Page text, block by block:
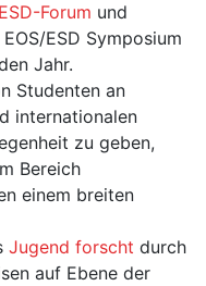
ESD-Forum und
ESD Symposium
Jahr.
Studenten an
internationalen
zu geben,
Bereich
einem breiten
Jugend forscht durch
auf Ebene der